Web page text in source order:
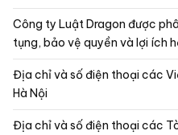
Công ty Luật Dragon được
tụng, bảo vệ quyền và lợi ích
Địa chỉ và số điện thoại các
Hà Nội
Địa chỉ và số điện thoại các Tòa